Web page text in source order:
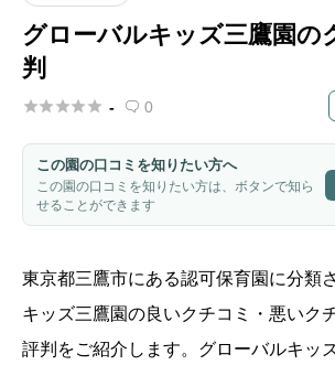
グローバルキッズ三鷹園の
判
 -  0
この園の口コミを知りたい方へ
この園の口コミを知りたい方は、ボタンで知ら
せることができます
東京都三鷹市にある認可保育園に分類
キッズ三鷹園の良いクチコミ・悪いク
評判をご紹介します。グローバルキッ